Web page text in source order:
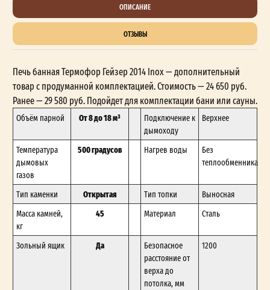
ОПИСАНИЕ
ОТЗЫВЫ
Печь банная Термофор Гейзер 2014 Inox — дополнительный
товар с продуманной комплектацией. Стоимость — 24 650 руб.
Ранее — 29 580 руб. Подойдет для комплектации бани или сауны.
Объём парной От 8 до 18 м³
Подключение к
дымоходу
Верхнее
Температура
дымовых
газов
500 градусов Нагрев воды
Без
теплообменника
Тип каменки Открытая Тип топки
Выносная
Масса камней,
кг
45 Материал Сталь
Зольный ящик Да
Безопасное
расстояние от
верха до
потолка, мм
1200